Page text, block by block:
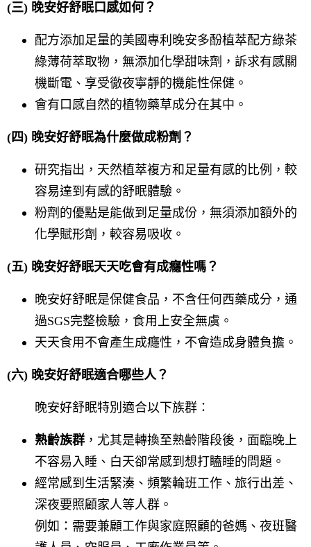
(三) 晚安好舒眠口感如何？
配方添加足量的美國專利晚安多酚植萃配方綠茶
綠薄荷萃取物，無添加化學甜味劑，訴求有感關
機斷電、享受徹夜寧靜的機能性保健。
會有口感自然的植物藥草成分在其中。
(四) 晚安好舒眠為什麼做成粉劑？
研究指出，天然植萃複方和足量有感的比例，較
容易達到有感的舒眠體驗。
粉劑的優點是能做到足量成份，無須添加額外的
化學賦形劑，較容易吸收。
(五) 晚安好舒眠天天吃會有成癮性嗎？
晚安好舒眠是保健食品，不含任何西藥成分，通
過SGS完整檢驗，食用上安全無虞。
天天食用不會產生成癮性，不會造成身體負擔。
(六) 晚安好舒眠適合哪些人？
晚安好舒眠特別適合以下族群：
熟齡族群 ，尤其是轉換至熟齡階段後，面臨晚上
不容易入睡、白天卻常感到想打瞌睡的問題。
經常感到生活緊湊、頻繁輪班工作、旅行出差、
深夜要照顧家人等人群。
例如：需要兼顧工作與家庭照顧的爸媽、夜班醫